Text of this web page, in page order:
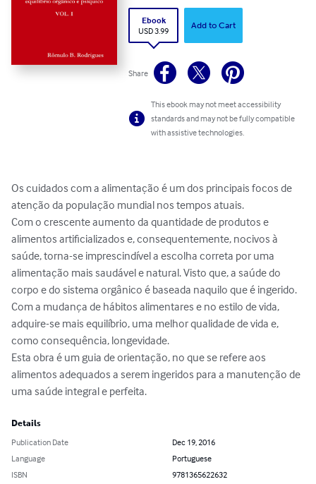
Ebook
USD 3.99
Add to Cart
Share
This ebook may not meet accessibility
standards and may not be fully compatible
with assistive technologies.
Os cuidados com a alimentação é um dos principais focos de
atenção da população mundial nos tempos atuais.
Com o crescente aumento da quantidade de produtos e
alimentos artificializados e, consequentemente, nocivos à
saúde, torna-se imprescindível a escolha correta por uma
alimentação mais saudável e natural. Visto que, a saúde do
corpo e do sistema orgânico é baseada naquilo que é ingerido.
Com a mudança de hábitos alimentares e no estilo de vida,
adquire-se mais equilíbrio, uma melhor qualidade de vida e,
como consequência, longevidade.
Esta obra é um guia de orientação, no que se refere aos
alimentos adequados a serem ingeridos para a manutenção de
uma saúde integral e perfeita.
Details
Publication Date
Dec 19, 2016
Language
Portuguese
ISBN
9781365622632